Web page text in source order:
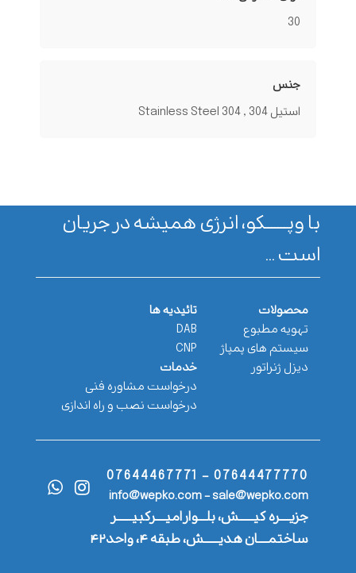
30
جنس
استیل 304 , Stainless Steel 304
با وپـــــــکو، انرژی همیشه در جریان
است ...
محصولات
تهویه مطبوع
سیستم های پمپاژ
دیزل ژنراتور
تائیدیه ها
DAB
CNP
خدمات
درخواست مشاوره فنی
درخواست نصب و راه اندازی
07644477770 - 07644467771
info@wepko.com - sale@wepko.com
جزیــــره کیــــــش، بلـــوار امیــــرکبیــــــر
ساختمــــان هدیــــــش، طبقه ۴، واحد۴۲